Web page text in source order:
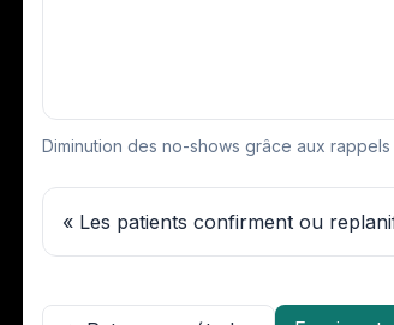
Diminution des no-shows grâce aux
« Les patients confirment ou